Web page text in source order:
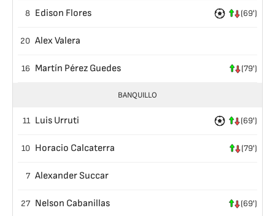
8 Edison Flores (69')
20 Alex Valera
16 Martín Pérez Guedes (79')
BANQUILLO
11 Luis Urruti (69')
10 Horacio Calcaterra (79')
7 Alexander Succar
27 Nelson Cabanillas (69')